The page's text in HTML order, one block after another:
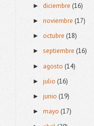
►diciembre(16)
►noviembre (17)
► octubre(18)
►septiembre(16)
► agosto(14)
►julio(16)
►junio(19)
►mayo (17)